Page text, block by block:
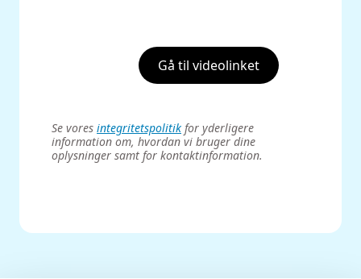
Gå til videolinket
Se vores integritetspolitik for yderligere
information om, hvordan vi bruger dine
oplysninger samt for kontaktinformation.